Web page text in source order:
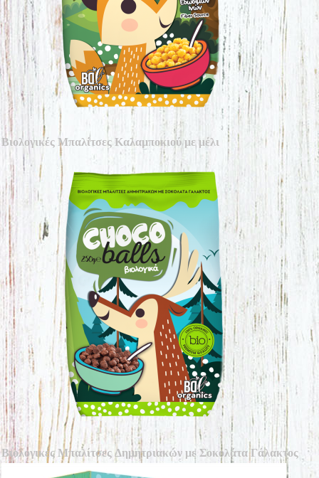
Βιολογικές Μπαλίτσες Καλαμποκιού με μέλι
Βιολογικές Μπαλίτσες Δημητριακών με Σοκολάτα Γάλακτος